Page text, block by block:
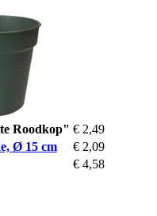
Roodkop" € 2,49
Ø 15 cm
€ 2,09
€ 4,58